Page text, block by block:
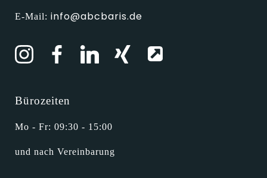
E-Mail: info@abcbaris.de
Bürozeiten
Mo - Fr: 09:30 - 15:00
und nach Vereinbarung